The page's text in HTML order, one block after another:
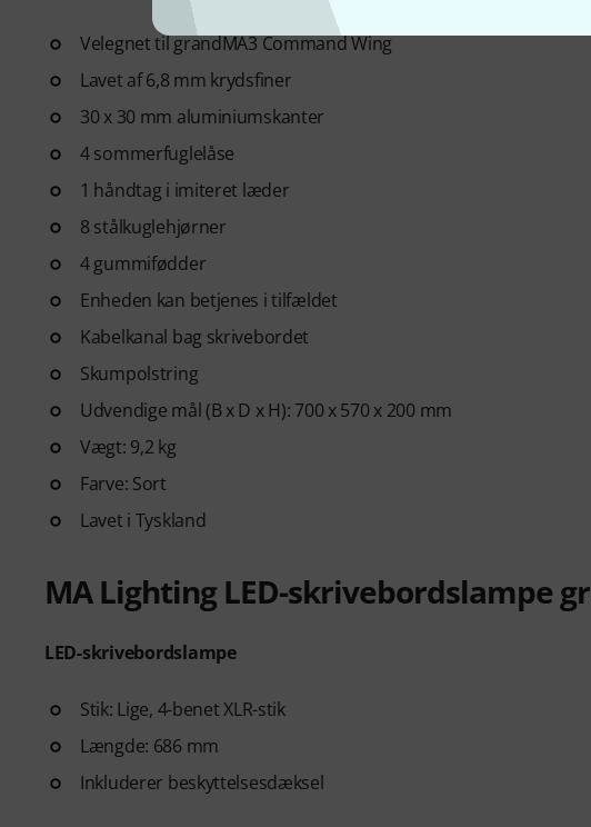
Velegnet til grandMA3 Command Wing
Lavet af 6,8 mm krydsfiner
30 x 30 mm aluminiumskanter
4 sommerfuglelåse
1 håndtag i imiteret læder
8 stålkuglehjørner
4 gummifødder
Enheden kan betjenes i tilfældet
Kabelkanal bag skrivebordet
Skumpolstring
Udvendige mål (B x D x H): 700 x 570 x 200 mm
Vægt: 9,2 kg
Farve: Sort
Lavet i Tyskland
MA Lighting LED-skrivebordslampe
LED-skrivebordslampe
Stik: Lige, 4-benet XLR-stik
Længde: 686 mm
Inkluderer beskyttelsesdæksel